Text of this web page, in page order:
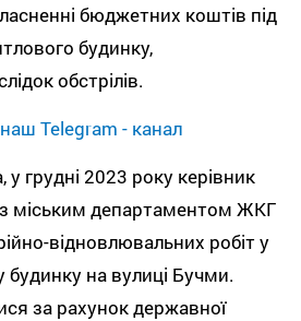
бюджетних коштів під
будинку,
обстрілів.
Telegram - канал
грудні 2023 року керівник
міським департаментом ЖКГ
відновлювальних робіт у
на вулиці Бучми.
за рахунок державної